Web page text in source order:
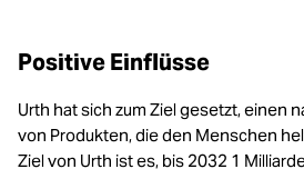
Positive Einflüsse
Urth hat sich zum Ziel gesetzt, einen
von Produkten, die den Menschen
Ziel von Urth ist es, bis 2032 1